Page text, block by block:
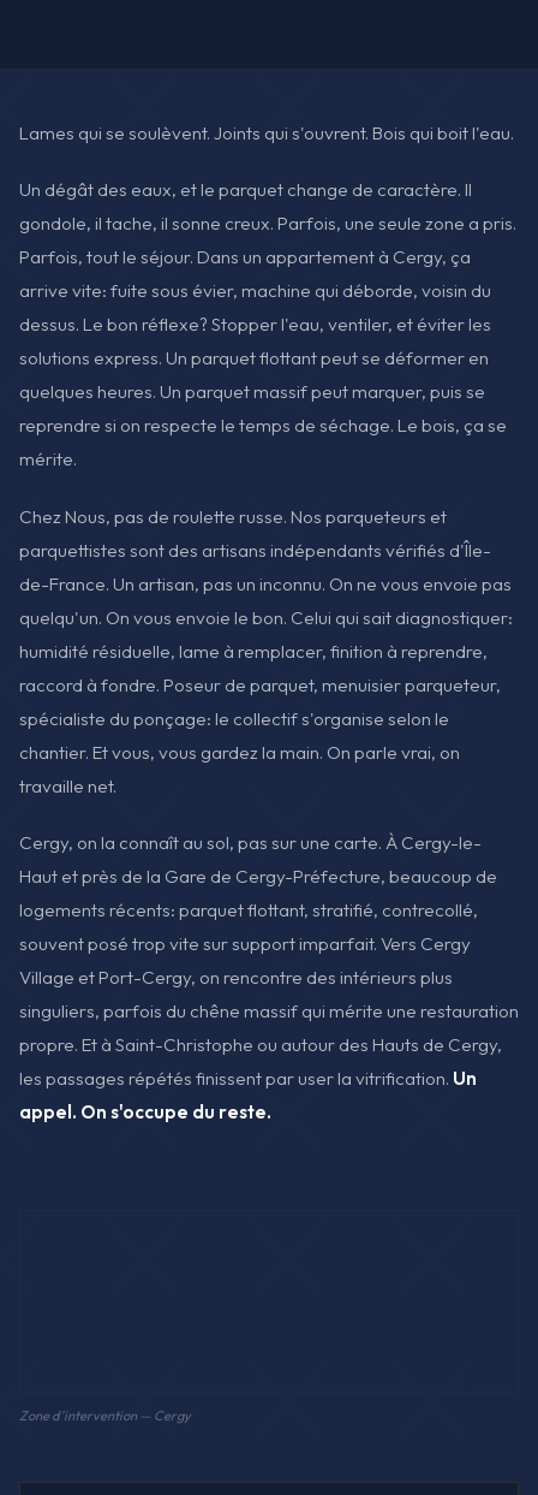
Lames qui se soulèvent. Joints qui s'ouvrent. Bois qui boit l'eau.
Un dégât des eaux, et le parquet change de caractère. Il
gondole, il tache, il sonne creux. Parfois, une seule zone a pris.
Parfois, tout le séjour. Dans un appartement à Cergy, ça
arrive vite: fuite sous évier, machine qui déborde, voisin du
dessus. Le bon réflexe? Stopper l'eau, ventiler, et éviter les
solutions express. Un parquet flottant peut se déformer en
quelques heures. Un parquet massif peut marquer, puis se
reprendre si on respecte le temps de séchage. Le bois, ça se
mérite.
Chez Nous, pas de roulette russe. Nos parqueteurs et
parquettistes sont des artisans indépendants vérifiés d'Île-
de-France. Un artisan, pas un inconnu. On ne vous envoie pas
quelqu'un. On vous envoie le bon. Celui qui sait diagnostiquer:
humidité résiduelle, lame à remplacer, finition à reprendre,
raccord à fondre. Poseur de parquet, menuisier parqueteur,
spécialiste du ponçage: le collectif s'organise selon le
chantier. Et vous, vous gardez la main. On parle vrai, on
travaille net.
Cergy, on la connaît au sol, pas sur une carte. À Cergy-le-
Haut et près de la Gare de Cergy-Préfecture, beaucoup de
logements récents: parquet flottant, stratifié, contrecollé,
souvent posé trop vite sur support imparfait. Vers Cergy
Village et Port-Cergy, on rencontre des intérieurs plus
singuliers, parfois du chêne massif qui mérite une restauration
propre. Et à Saint-Christophe ou autour des Hauts de Cergy,
les passages répétés finissent par user la vitrification. Un
appel. On s'occupe du reste.
Zone d'intervention — Cergy